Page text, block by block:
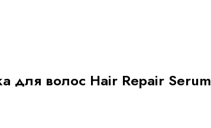
для волос Hair Repair Serum